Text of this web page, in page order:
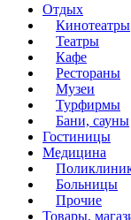
Отдых
Кинотеатры
Театры
Кафе
Рестораны
Музеи
Турфирмы
Бани, сауны
Гостиницы
Медицина
Больницы
Прочие
Товары,